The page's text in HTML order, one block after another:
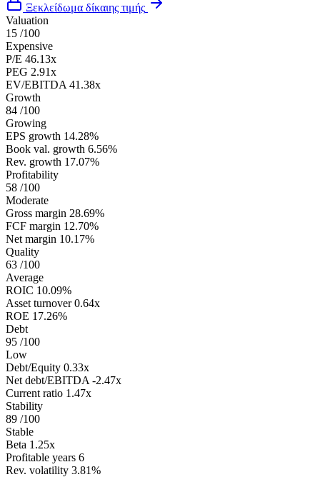
Ξεκλείδωμα δίκαιης τιμής
Valuation
15 /100
Expensive
P/E 46.13x
PEG 2.91x
EV/EBITDA 41.38x
Growth
84 /100
Growing
EPS growth 14.28%
Book val. growth 6.56%
Rev. growth 17.07%
Profitability
58 /100
Moderate
Gross margin 28.69%
FCF margin 12.70%
Net margin 10.17%
Quality
63 /100
Average
ROIC 10.09%
Asset turnover 0.64x
ROE 17.26%
Debt
95 /100
Low
Debt/Equity 0.33x
Net debt/EBITDA -2.47x
Current ratio 1.47x
Stability
89 /100
Stable
Beta 1.25x
Profitable years 6
Rev. volatility 3.81%